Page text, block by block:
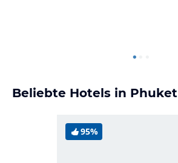
Beliebte Hotels in Phuket
95%